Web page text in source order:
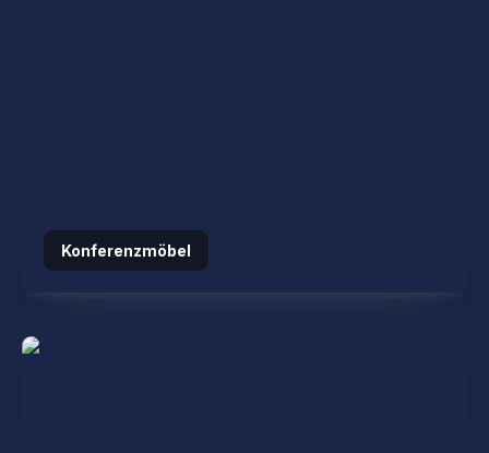
Konferenzmöbel
Stühle